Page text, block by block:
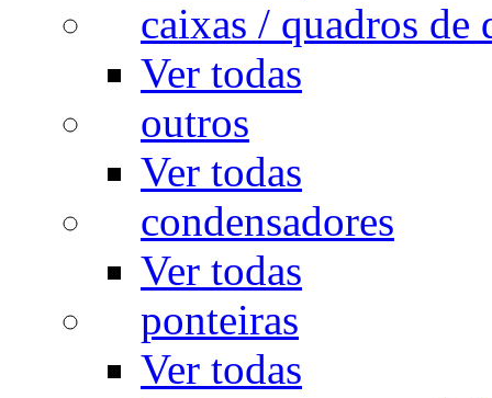
caixas / quadros de
Ver todas
outros
Ver todas
condensadores
Ver todas
ponteiras
Ver todas